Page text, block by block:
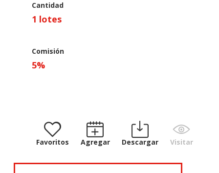
Cantidad
1 lotes
Comisión
5%
Favoritos Agregar Descargar Visitar